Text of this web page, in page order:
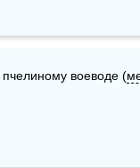
пчелиному воеводе (